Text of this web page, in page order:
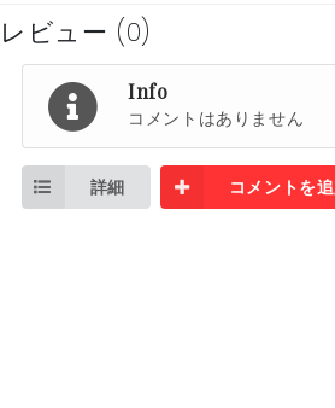
レビュー (0)
Info
コメントはありません
詳細 コメントを